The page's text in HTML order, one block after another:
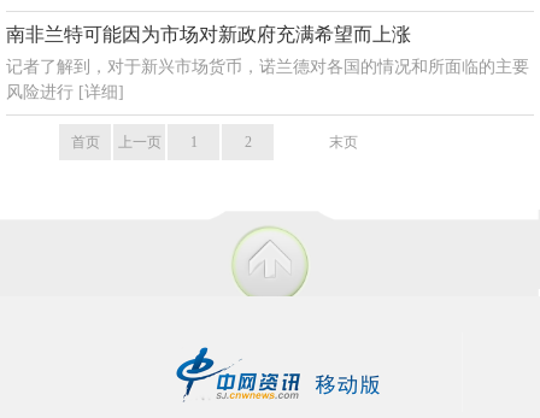
南非兰特可能因为市场对新政府充满希望而上涨
记者了解到，对于新兴市场货币，诺兰德对各国的情况和所面临的主要
风险进行 [详细]
首页 上一页 1 2 末页